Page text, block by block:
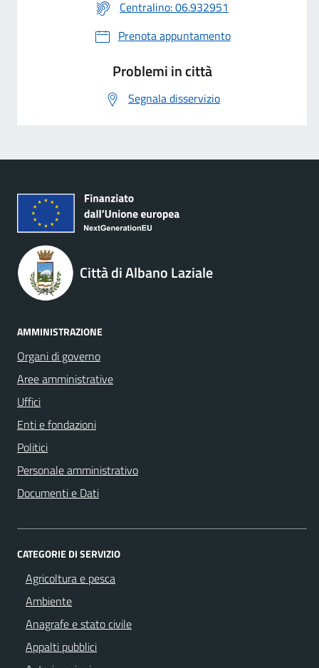
Centralino: 06.932951
Prenota appuntamento
Problemi in città
Segnala disservizio
Città di Albano Laziale
AMMINISTRAZIONE
Organi di governo
Aree amministrative
Uffici
Enti e fondazioni
Politici
Personale amministrativo
Documenti e Dati
CATEGORIE DI SERVIZIO
Agricoltura e pesca
Ambiente
Anagrafe e stato civile
Appalti pubblici